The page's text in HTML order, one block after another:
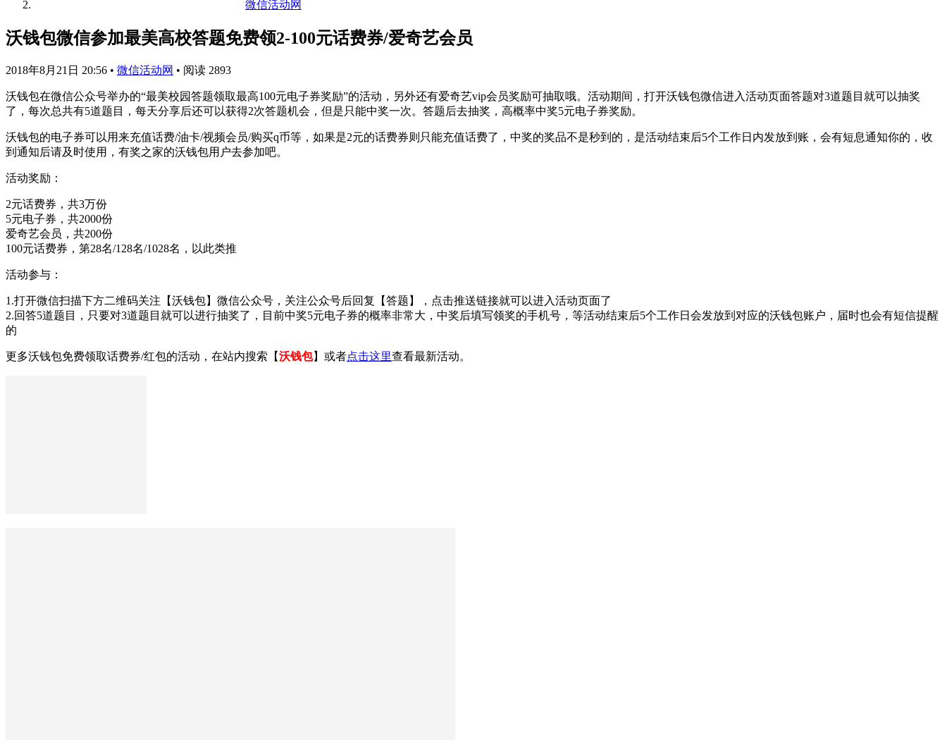
微信活动网
沃钱包微信参加最美高校答题免费领2-100元话费券/爱奇艺会员
2018年8月21日 20:56 • 微信活动网 • 阅读 2893
沃钱包在微信公众号举办的“最美校园答题领取最高100元电子券奖励”的活动，另外还有爱奇艺vip会员奖励可抽取哦。活动期间，打开沃钱包微信进入活动页面答题对3道题目就可以抽奖
了，每次总共有5道题目，每天分享后还可以获得2次答题机会，但是只能中奖一次。答题后去抽奖，高概率中奖5元电子券奖励。
沃钱包的电子券可以用来充值话费/油卡/视频会员/购买q币等，如果是2元的话费券则只能充值话费了，中奖的奖品不是秒到的，是活动结束后5个工作日内发放到账，会有短息通知你的，收
到通知后请及时使用，有奖之家的沃钱包用户去参加吧。
活动奖励：
2元话费券，共3万份
5元电子券，共2000份
爱奇艺会员，共200份
100元话费券，第28名/128名/1028名，以此类推
活动参与：
1.打开微信扫描下方二维码关注【沃钱包】微信公众号，关注公众号后回复【答题】，点击推送链接就可以进入活动页面了
2.回答5道题目，只要对3道题目就可以进行抽奖了，目前中奖5元电子券的概率非常大，中奖后填写领奖的手机号，等活动结束后5个工作日会发放到对应的沃钱包账户，届时也会有短信提醒
的
更多沃钱包免费领取话费券/红包的活动，在站内搜索【沃钱包】或者点击这里查看最新活动。